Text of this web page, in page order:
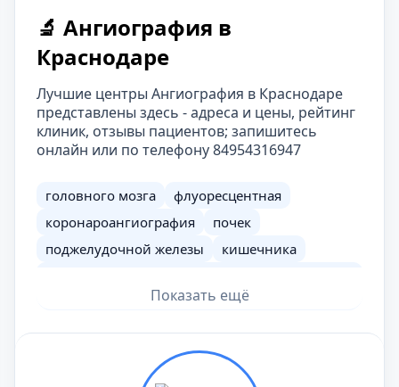
🔬 Ангиография в
Краснодаре
Лучшие центры Ангиография в Краснодаре
представлены здесь - адреса и цены, рейтинг
клиник, отзывы пациентов; запишитесь
онлайн или по телефону 84954316947
головного мозга
флуоресцентная
коронароангиография
почек
поджелудочной железы
кишечника
легких
периферическая
Показать ещё